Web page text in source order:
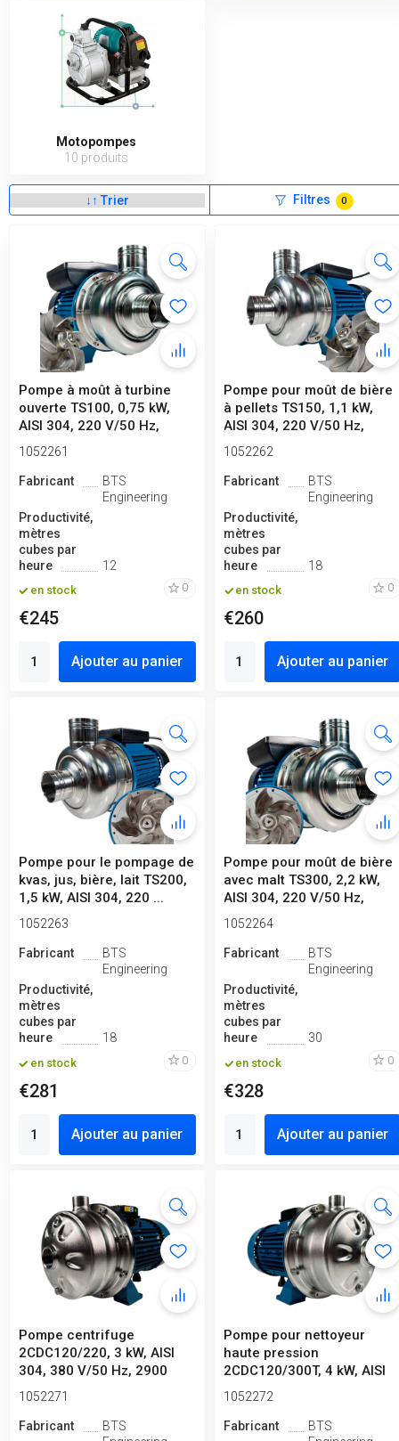
Motopompes
10 produits
Filtres 0
Pompe à moût à turbine
ouverte TS100, 0,75 kW,
AISI 304, 220 V/50 Hz,
2 900 t...
1052261
Fabricant
BTS
Engineering
Productivité,
mètres
cubes par
heure
12
en stock 0
€245
Ajouter au panier
Pompe pour moût de bière
à pellets TS150, 1,1 kW,
AISI 304, 220 V/50 Hz,
2 90...
1052262
Fabricant
BTS
Engineering
Productivité,
mètres
cubes par
heure
18
en stock 0
€260
Ajouter au panier
Pompe pour le pompage de
kvas, jus, bière, lait TS200,
1,5 kW, AISI 304, 220 ...
1052263
Fabricant
BTS
Engineering
Productivité,
mètres
cubes par
heure
18
en stock 0
€281
Ajouter au panier
Pompe pour moût de bière
avec malt TS300, 2,2 kW,
AISI 304, 220 V/50 Hz,
2 90...
1052264
Fabricant
BTS
Engineering
Productivité,
mètres
cubes par
heure
30
en stock 0
€328
Ajouter au panier
Pompe centrifuge
2CDC120/220, 3 kW, AISI
304, 380 V/50 Hz, 2900
tr/min (type ...
1052271
Fabricant
BTS
Pompe pour nettoyeur
haute pression
2CDC120/300T, 4 kW, AISI
304, 380 V/50 Hz...
1052272
Fabricant
BTS